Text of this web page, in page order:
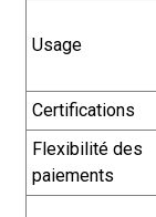
Usage
Certifications
Flexibilité des
paiements